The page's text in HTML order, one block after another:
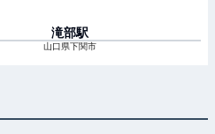
滝部駅
山口県下関市